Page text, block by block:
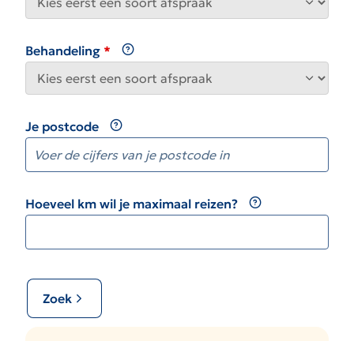
Behandeling
Je postcode
Hoeveel km wil je maximaal reizen?
Zoek